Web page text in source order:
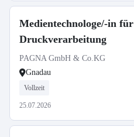
Medientechnologe/-in für
Druckverarbeitung
PAGNA GmbH & Co.KG
Gnadau
Vollzeit
25.07.2026